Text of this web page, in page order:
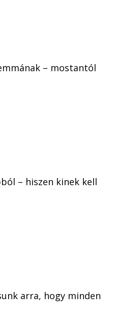
– mostantól
– hiszen kinek kell
arra, hogy minden